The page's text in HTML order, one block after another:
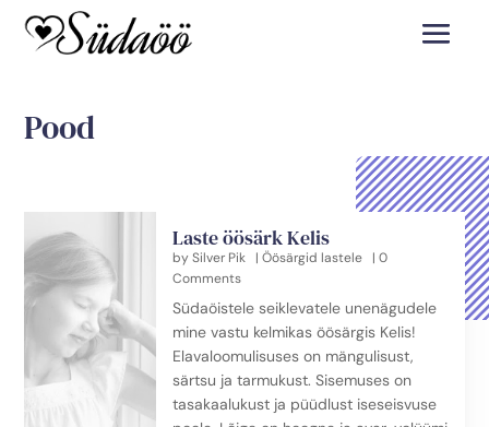
Pood
Laste öösärk Kelis
bySilver Pik |Öösärgid lastele
| 0
Comments
Südaöistele seiklevatele unenägudele
mine vastu kelmikas öösärgis Kelis!
Elavaloomulisuses on mängulisust,
särtsu ja tarmukust. Sisemuses on
tasakaalukust ja püüdlust iseseisvuse